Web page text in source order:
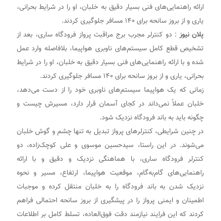
ارائه راهنمایی‌های فنی بسیار دقیق به خلبان، او را در شرایط بحرانی،
یاری و از بروز سانحه برای ۱۴۰ مسافر جلوگیری کردند.
پلان نیوز: دو کنترلر مجرب برج مراقبت پرواز فرودگاه ساری، بعد از
تشخیص قطع کامل سیستم‌های ناوبری هواپیما، بلافاصله وارد عمل
شده و با ارائه راهنمایی‌های فنی بسیار دقیق به خلبان، او را در شرایط
بحرانی، یاری و از بروز سانحه برای ۱۴۰ مسافر جلوگیری کردند.
زمانی که یک هواپیما سیستم‌های ناوبری خود را از دست می‌دهد،
خلبان عملاً نمی‌داند در کجای آسمان قرار دارد، مسیرش چیست و
چگونه باید به باند فرودگاه نزدیک شود.
در چنین شرایطی، کنترلرهای پرواز تبدیل به تنها چشم و گوش خلبان
می‌شوند. در این راستا، سیدحسین موسوی و علی کوچک‌زاده، دو
کنترلر فرودگاه ساری، با هماهنگی نزدیک و دقیق و با ارائه
راهنمایی‌های گام‌به‌گام، موقعیت هواپیما، ارتفاع، مسیر و نحوه
نزدیک شدن به باند فرودگاه را به خلبان منتقل کرده و موجبات
اطمینان و ایمنی پرواز را در پیشگیری از بروز سانحه احتمالی فراهم
کردند که این فرایند نیازمند دقت فوق‌العاده، تسلط کامل بر اطلاعات